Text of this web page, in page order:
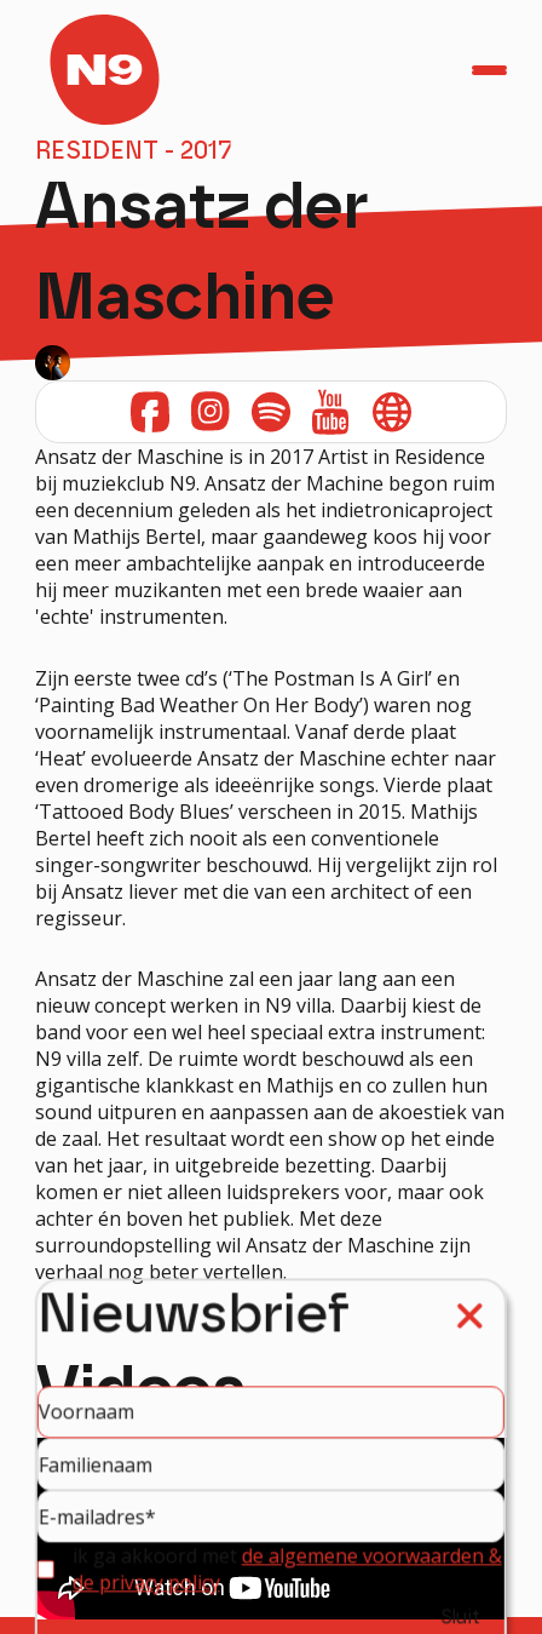
TicketShop
Home
Agenda
Helden in het Park
Herbakkersfestival
PRAKTISCH
OVER N9
FESTIVALS
PROJECTEN
PROFESSIONEEL
stay tuned!
Nieuwsbrief
Schrijf me in!
RESIDENT - 2017
Ansatz der
Maschine
Ansatz der Maschine is in 2017 Artist in Residence
bij muziekclub N9. Ansatz der Machine begon ruim
een decennium geleden als het indietronicaproject
van Mathijs Bertel, maar gaandeweg koos hij voor
een meer ambachtelijke aanpak en introduceerde
hij meer muzikanten met een brede waaier aan
'echte' instrumenten.
Zijn eerste twee cd’s (‘The Postman Is A Girl’ en
‘Painting Bad Weather On Her Body’) waren nog
voornamelijk instrumentaal. Vanaf derde plaat
‘Heat’ evolueerde Ansatz der Maschine echter naar
even dromerige als ideeënrijke songs. Vierde plaat
‘Tattooed Body Blues’ verscheen in 2015. Mathijs
Bertel heeft zich nooit als een conventionele
singer-songwriter beschouwd. Hij vergelijkt zijn rol
bij Ansatz liever met die van een architect of een
regisseur.
Ansatz der Maschine zal een jaar lang aan een
nieuw concept werken in N9 villa. Daarbij kiest de
band voor een wel heel speciaal extra instrument:
N9 villa zelf. De ruimte wordt beschouwd als een
gigantische klankkast en Mathijs en co zullen hun
sound uitpuren en aanpassen aan de akoestiek van
de zaal. Het resultaat wordt een show op het einde
van het jaar, in uitgebreide bezetting. Daarbij
komen er niet alleen luidsprekers voor, maar ook
achter én boven het publiek. Met deze
surroundopstelling wil Ansatz der Maschine zijn
verhaal nog beter vertellen.
Videos
Nieuwsbrief
ik ga akkoord met de algemene voorwaarden &
de privacy policy
Sluit